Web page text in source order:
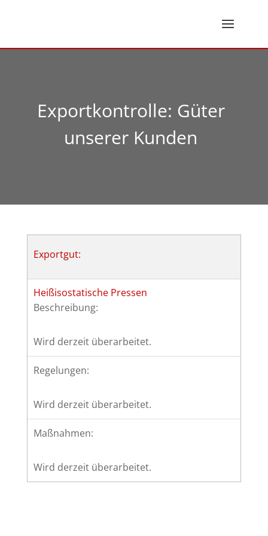
Exportkontrolle: Güter
unserer Kunden
Exportgut:
Heißisostatische Pressen
Beschreibung:
Wird derzeit überarbeitet.
Regelungen:
Wird derzeit überarbeitet.
Maßnahmen:
Wird derzeit überarbeitet.